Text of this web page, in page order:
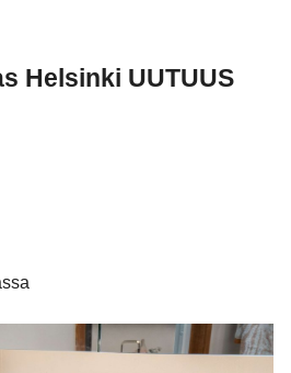
Helsinki UUTUUS